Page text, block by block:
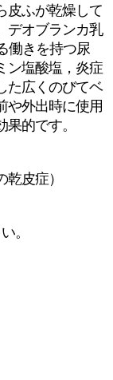
皮ふが乾燥して
デオブランカ乳
働きを持つ尿
ン塩酸塩，炎症
た広くのびてベ
や外出時に使用
的です。
皮症）
。